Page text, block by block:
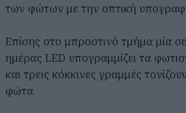
των φώτων με την οπτική
Επίσης στο μπροστινό τμήμα μία
ημέρας LED υπογραμμίζει τα
και τρεις κόκκινες γραμμές
φώτα.